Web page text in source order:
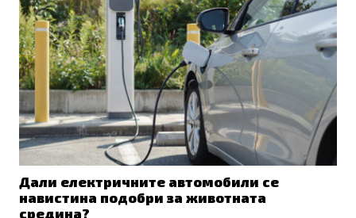
Дали електричните автомобили се
навистина подобри за животната
средина?